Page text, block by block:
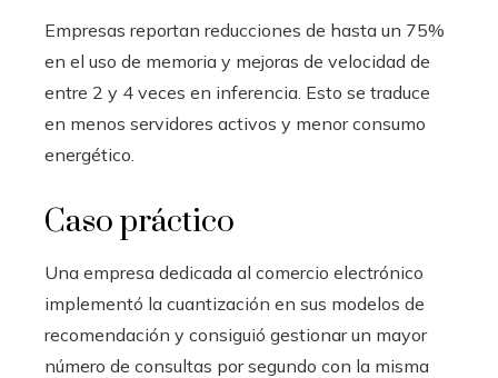
Empresas reportan reducciones de hasta un 75%
en el uso de memoria y mejoras de velocidad de
entre 2 y 4 veces en inferencia. Esto se traduce
en menos servidores activos y menor consumo
energético.
Caso práctico
Una empresa dedicada al comercio electrónico
implementó la cuantización en sus modelos de
recomendación y consiguió gestionar un mayor
número de consultas por segundo con la misma